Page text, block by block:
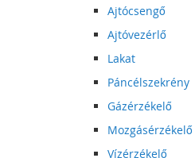
Ajtócsengő
Ajtóvezérlő
Lakat
Páncélszekrény
Gázérzékelő
Mozgásérzékelő
Vízérzékelő